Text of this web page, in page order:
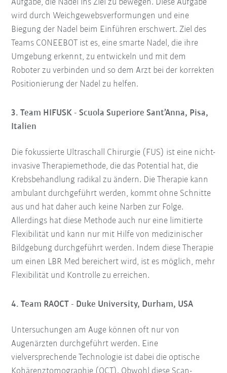
Aufgabe, die Nadel ins Ziel zu bewegen. Diese Aufgabe
wird durch Weichgewebsverformungen und eine
Biegung der Nadel beim Einführen erschwert. Ziel des
Teams CONEEBOT ist es, eine smarte Nadel, die ihre
Umgebung erkennt, zu entwickeln und mit dem
Roboter zu verbinden und so dem Arzt bei der korrekten
Positionierung der Nadel zu helfen.
3. Team HIFUSK - Scuola Superiore Sant’Anna, Pisa,
Italien
Die fokussierte Ultraschall Chirurgie (FUS) ist eine nicht-
invasive Therapiemethode, die das Potential hat, die
Krebsbehandlung radikal zu ändern. Die Therapie kann
ambulant durchgeführt werden, kommt ohne Schnitte
aus und hat daher auch keine Narben zur Folge.
Allerdings hat diese Methode auch nur eine limitierte
Flexibilität und kann nur mit Hilfe von medizinischer
Bildgebung durchgeführt werden. Indem diese Therapie
um einen LBR Med bereichert wird, ist es möglich, mehr
Flexibilität und Kontrolle zu erreichen.
4. Team RAOCT - Duke University, Durham, USA
Untersuchungen am Auge können oft nur von
Augenärzten durchgeführt werden. Eine
vielversprechende Technologie ist dabei die optische